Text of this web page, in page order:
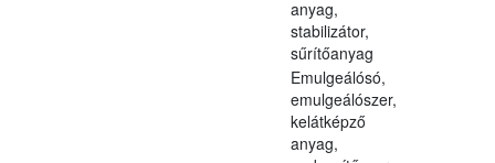
anyag,
stabilizátor,
sűrítőanyag
Emulgeálósó,
emulgeálószer,
kelátképző
anyag,